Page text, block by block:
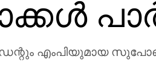
എംപിയുമായ